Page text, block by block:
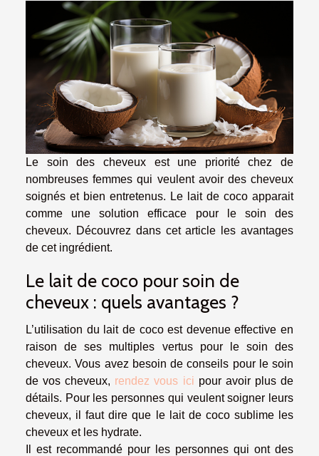
Le soin des cheveux est une priorité chez de
nombreuses femmes qui veulent avoir des cheveux
soignés et bien entretenus. Le lait de coco apparait
comme une solution efficace pour le soin des
cheveux. Découvrez dans cet article les avantages
de cet ingrédient.
Le lait de coco pour soin de
cheveux : quels avantages ?
L’utilisation du lait de coco est devenue effective en
raison de ses multiples vertus pour le soin des
cheveux. Vous avez besoin de conseils pour le soin
de vos cheveux, rendez vous ici pour avoir plus de
détails. Pour les personnes qui veulent soigner leurs
cheveux, il faut dire que le lait de coco sublime les
cheveux et les hydrate.
Il est recommandé pour les personnes qui ont des